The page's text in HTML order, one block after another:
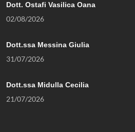
Dott. Ostafi Vasilica Oana
02/08/2026
Dott.ssa Messina Giulia
31/07/2026
Dott.ssa Midulla Cecilia
21/07/2026